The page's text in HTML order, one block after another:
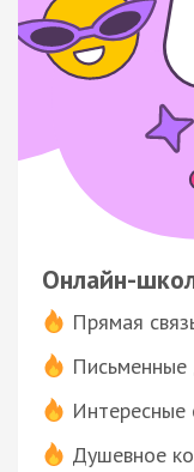
Онлайн-
Прямая
Письменные
Интересные
Душевное